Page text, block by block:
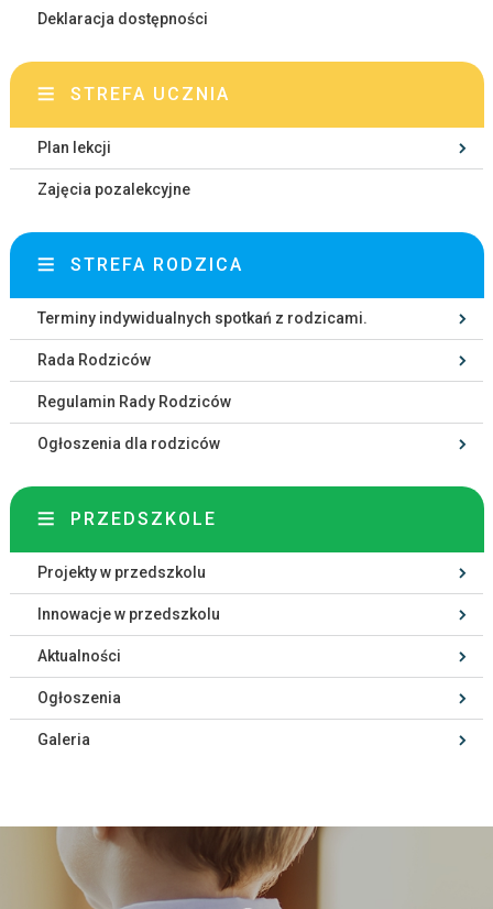
Deklaracja dostępności
STREFA UCZNIA
Plan lekcji
Zajęcia pozalekcyjne
STREFA RODZICA
Terminy indywidualnych spotkań z rodzicami.
Rada Rodziców
Regulamin Rady Rodziców
Ogłoszenia dla rodziców
PRZEDSZKOLE
Projekty w przedszkolu
Innowacje w przedszkolu
Aktualności
Ogłoszenia
Galeria